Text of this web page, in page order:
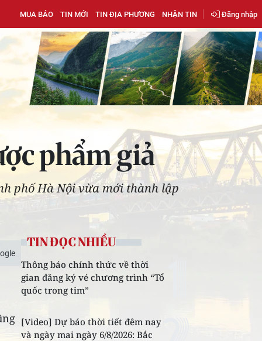
MUA BÁO TIN MỚI TIN ĐỊA PHƯƠNG NHẬN TIN Đăng nhập
phẩm giả
phố Hà Nội vừa mới thành lập
TIN ĐỌC NHIỀU
Thông báo chính thức về thời
gian đăng ký vé chương trình “Tổ
quốc trong tim”
[Video] Dự báo thời tiết đêm nay
và ngày mai ngày 6/8/2026: Bắc